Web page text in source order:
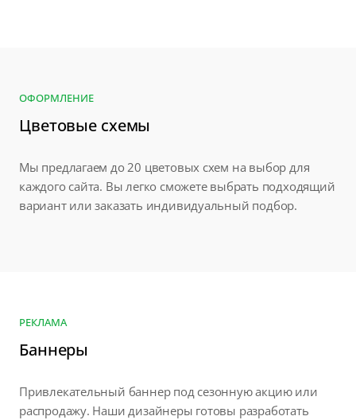
ОФОРМЛЕНИЕ
Цветовые схемы
Мы предлагаем до 20 цветовых схем на выбор для
каждого сайта. Вы легко сможете выбрать подходящий
вариант или заказать индивидуальный подбор.
РЕКЛАМА
Баннеры
Привлекательный баннер под сезонную акцию или
распродажу. Наши дизайнеры готовы разработать